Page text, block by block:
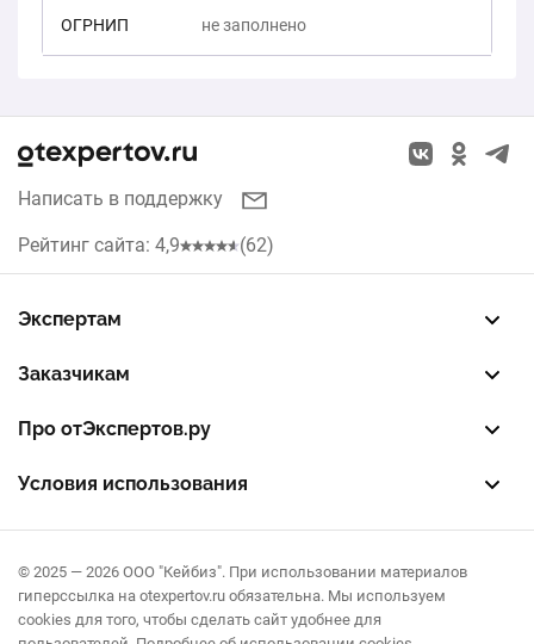
ОГРНИП не заполнено
Написать в поддержку
Рейтинг сайта: 4,9 (62)
Экспертам
Заказчикам
Про отЭкспертов.ру
Условия использования
© 2025 — 2026 ООО "Кейбиз". При использовании материалов
гиперссылка на otexpertov.ru обязательна. Мы используем
cookies для того, чтобы сделать сайт удобнее для